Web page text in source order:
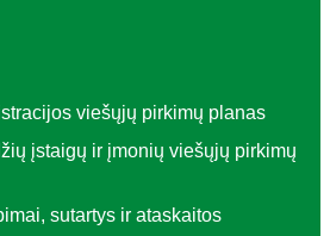
viešųjų pirkimų planas
įstaigų ir įmonių viešųjų pirkimų
sutartys ir ataskaitos